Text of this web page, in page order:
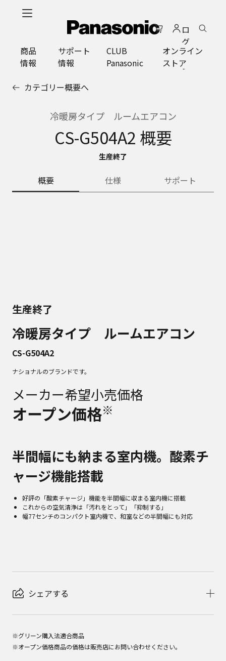
ロ
グ
イ
ン
商品
情報
サポート
情報
CLUB
Panasonic
オンライン
ストア
カテゴリー概要へ
冷暖房タイプ ルームエアコン
CS-G504A2 概要
生産終了
概要 仕様 サポート
生産終了
冷暖房タイプ ルームエアコン
CS-G504A2
ナショナルのブランドです。
メーカー希望小売価格
オープン価格※
半間幅にも納まる室内機。酸素チ
ャージ機能搭載
好評の「酸素チャージ」機能を半間幅に収まる室内機に搭載
これからの空気清浄は「汚れをとって」「抑制する」
幅77センチのコンパクト室内機で、和室などの半間幅にも対応
シェアする
※グリーン購入法適合商品
※オープン価格商品の価格は販売店にお問い合わせください。